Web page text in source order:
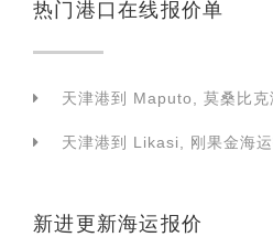
热门港口在线报价单
天津港到 Maputo, 莫桑比克
天津港到 Likasi, 刚果金海
新进更新海运报价